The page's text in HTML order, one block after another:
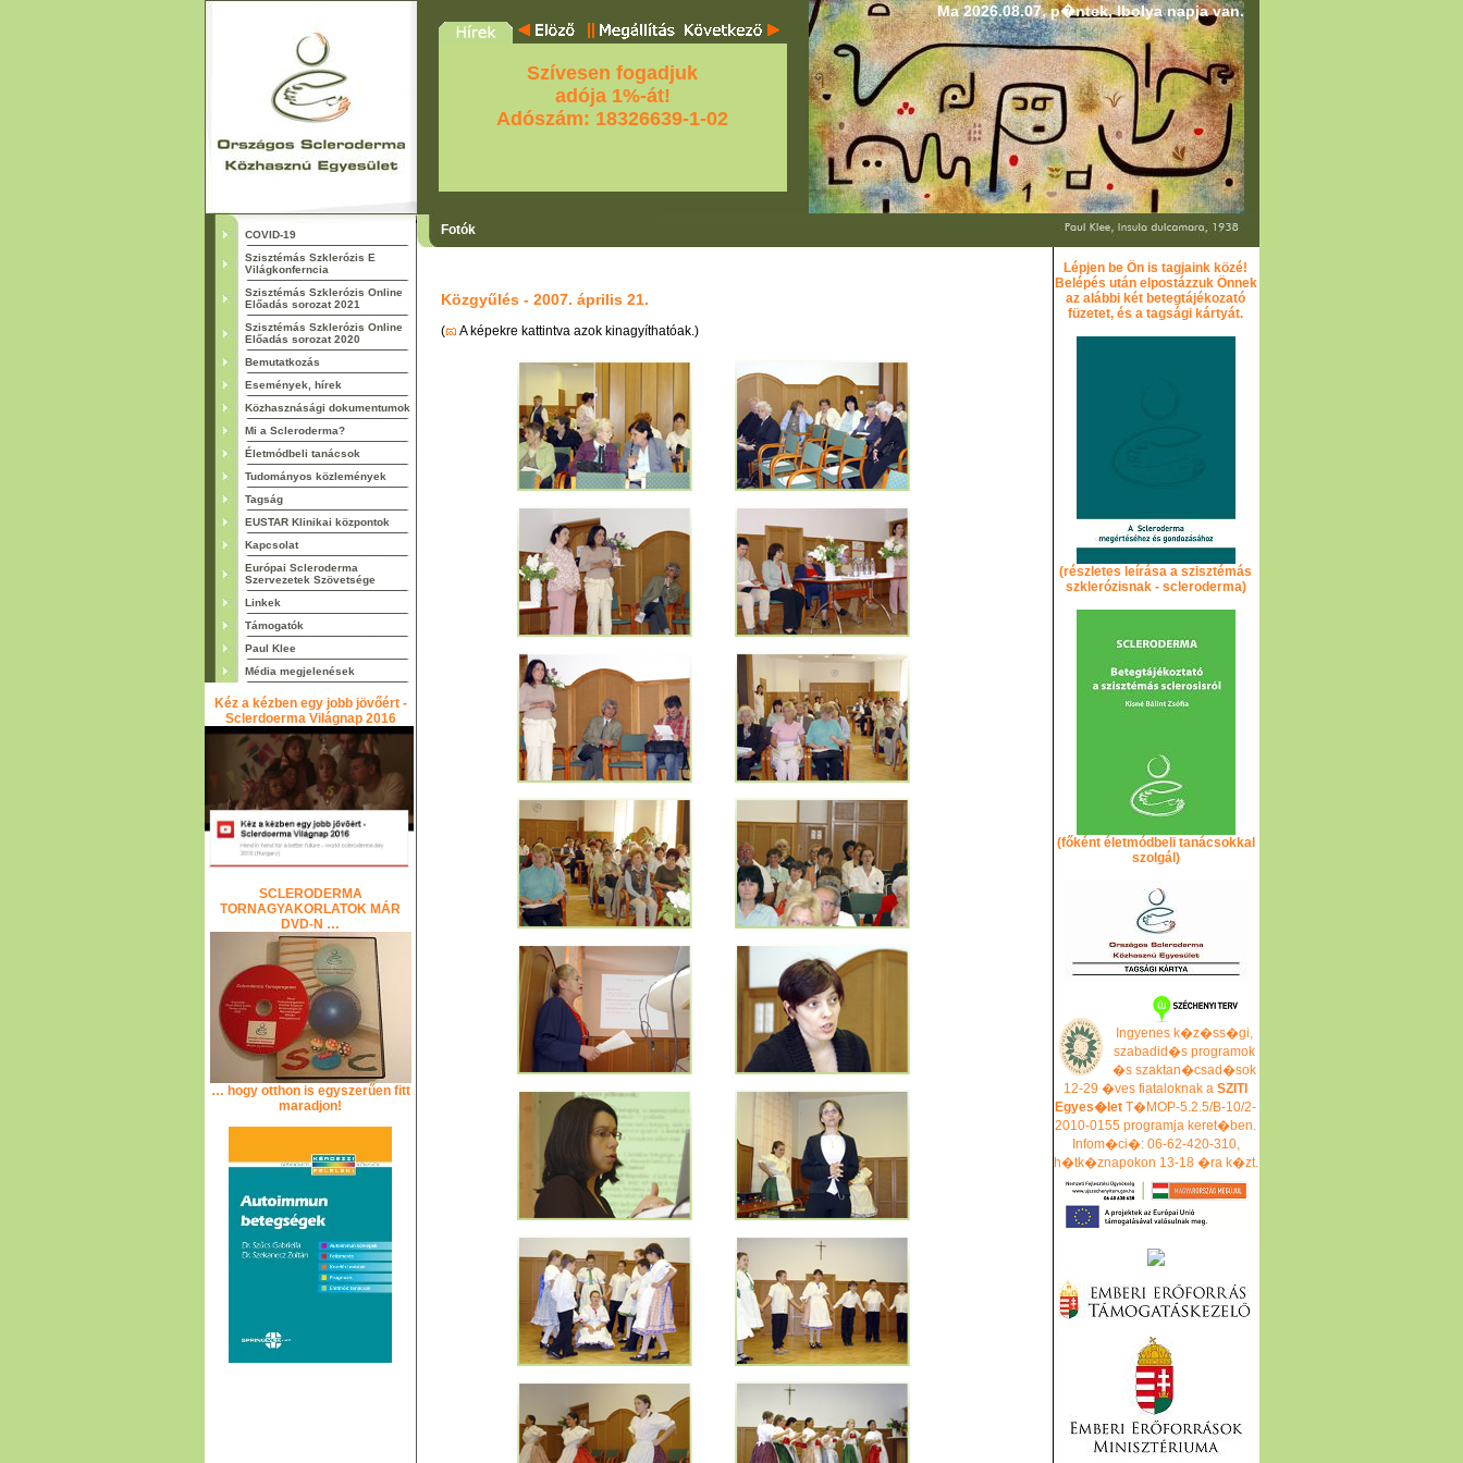
Szívesen fogadjuk
adója 1%-át!
Adószám: 18326639-1-02
Ma 2026.08.07, p�ntek, Ibolya napja van.
COVID-19
Szisztémás Szklerózis E
Világkonferncia
Szisztémás Szklerózis Online
Előadás sorozat 2021
Szisztémás Szklerózis Online
Előadás sorozat 2020
Bemutatkozás
Események, hírek
Közhasznásági dokumentumok
Mi a Scleroderma?
Életmódbeli tanácsok
Tudományos közlemények
Tagság
EUSTAR Klinikai központok
Kapcsolat
Európai Scleroderma
Szervezetek Szövetsége
Linkek
Támogatók
Paul Klee
Média megjelenések
Kéz a kézben egy jobb jövőért -
Sclerdoerma Világnap 2016
SCLERODERMA
TORNAGYAKORLATOK MÁR
DVD-N …
… hogy otthon is egyszerűen fitt
maradjon!
Fotók
Közgyűlés - 2007. április 21.
( A képekre kattintva azok kinagyíthatóak.)
Lépjen be Ön is tagjaink közé!
Belépés után elpostázzuk Önnek
az alábbi két betegtájékozató
füzetet, és a tagsági kártyát.
(részletes leírása a szisztémás
szklerózisnak - scleroderma)
(főként életmódbeli tanácsokkal
szolgál)
Ingyenes k�z�ss�gi,
szabadid�s programok
�s szaktan�csad�sok
12-29 �ves fiataloknak a SZITI
Egyes�let T�MOP-5.2.5/B-10/2-
2010-0155 programja keret�ben.
Infom�ci�: 06-62-420-310,
h�tk�znapokon 13-18 �ra k�zt.